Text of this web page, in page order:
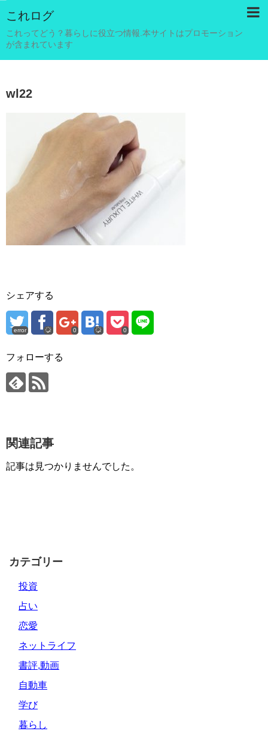
これログ
これってどう？暮らしに役立つ情報.本サイトはプロモーション
が含まれています
wl22
シェアする
error 0 0
フォローする
関連記事
記事は見つかりませんでした。
カテゴリー
投資
占い
恋愛
ネットライフ
書評,動画
自動車
学び
暮らし